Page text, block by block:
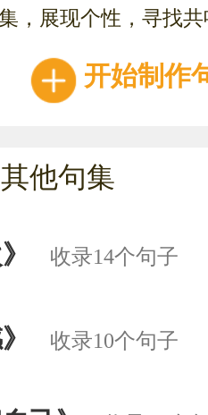
，展现个性，寻找
开始制作
他句集
收录14个句子
收录10个句子